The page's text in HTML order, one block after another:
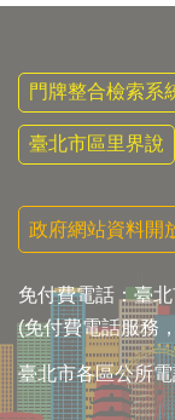
門牌整合檢索系
臺北市區里界說
政府網站資料開
免付費電話：臺
(免付費電話服務
臺北市各區公所